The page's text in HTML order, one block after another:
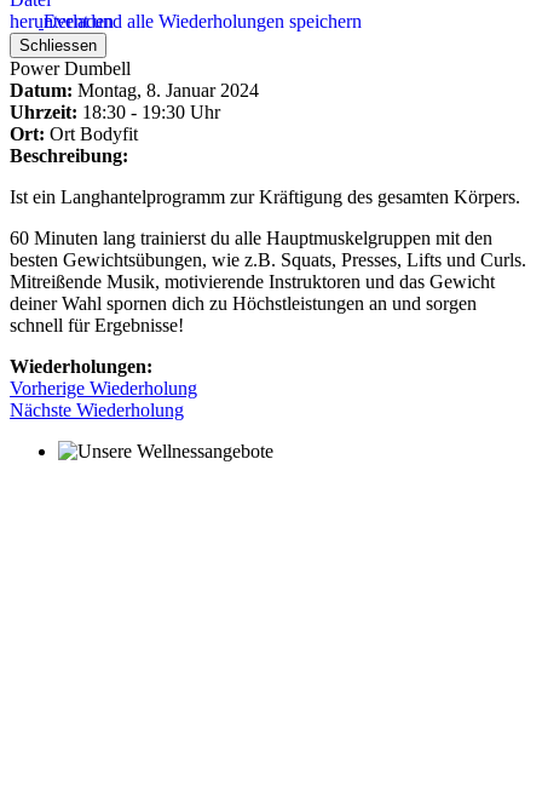
Event und alle Wiederholungen speichern
Schliessen
Power Dumbell
Datum: Montag, 8. Januar 2024
Uhrzeit: 18:30 - 19:30 Uhr
Ort: Ort Bodyfit
Beschreibung:
Ist ein Langhantelprogramm zur Kräftigung des gesamten Körpers.
60 Minuten lang trainierst du alle Hauptmuskelgruppen mit den
besten Gewichtsübungen, wie z.B. Squats, Presses, Lifts und Curls.
Mitreißende Musik, motivierende Instruktoren und das Gewicht
deiner Wahl spornen dich zu Höchstleistungen an und sorgen
schnell für Ergebnisse!
Wiederholungen:
Vorherige Wiederholung
Nächste Wiederholung